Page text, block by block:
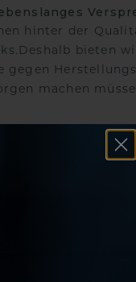
hinter der
bieten
gegen
machen
wissen, wie
ob er passt?